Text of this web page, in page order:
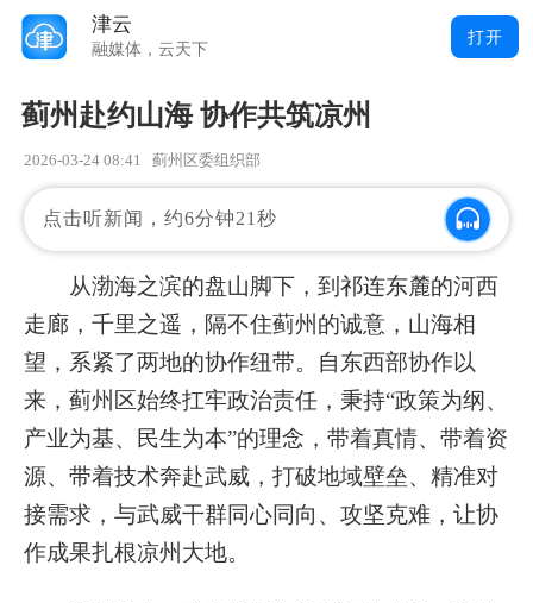
蓟州赴约山海 协作共筑凉州
2026-03-24 08:41 蓟州区委组织部
点击听新闻，约6分钟21秒
从渤海之滨的盘山脚下，到祁连东麓的河西
走廊，千里之遥，隔不住蓟州的诚意，山海相
望，系紧了两地的协作纽带。自东西部协作以
来，蓟州区始终扛牢政治责任，秉持“政策为纲、
产业为基、民生为本”的理念，带着真情、带着资
源、带着技术奔赴武威，打破地域壁垒、精准对
接需求，与武威干群同心同向、攻坚克难，让协
作成果扎根凉州大地。
津云
融媒体，云天下
打开